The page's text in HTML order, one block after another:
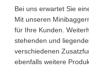
Bei uns erwartet Sie
Mit unseren
für Ihre Kunden.
stehenden und
verschiedenen
ebenfalls weitere